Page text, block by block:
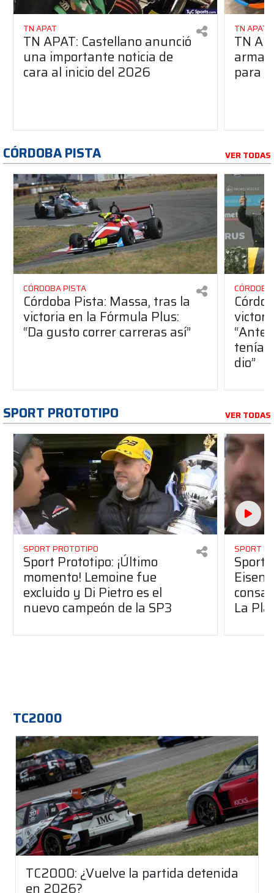
TN APAT
TN APAT: Castellano anunció
una importante noticia de
cara al inicio del 2026
TN APAT
TN
para
CÓRDOBA PISTA VER TODAS
CÓRDOBA PISTA
Córdoba Pista: Massa, tras la
victoria en la Fórmula Plus:
“Da gusto correr carreras así”
dio”
SPORT PROTOTIPO VER TODAS
SPORT PROTOTIPO
Sport Prototipo: ¡Último
momento! Lemoine fue
excluido y Di Pietro es el
nuevo campeón de la SP3
SPORT
Sport
La
TC2000
TC2000: ¿Vuelve la partida detenida
en 2026?